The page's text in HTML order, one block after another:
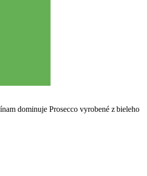
dominuje Prosecco vyrobené z bieleho